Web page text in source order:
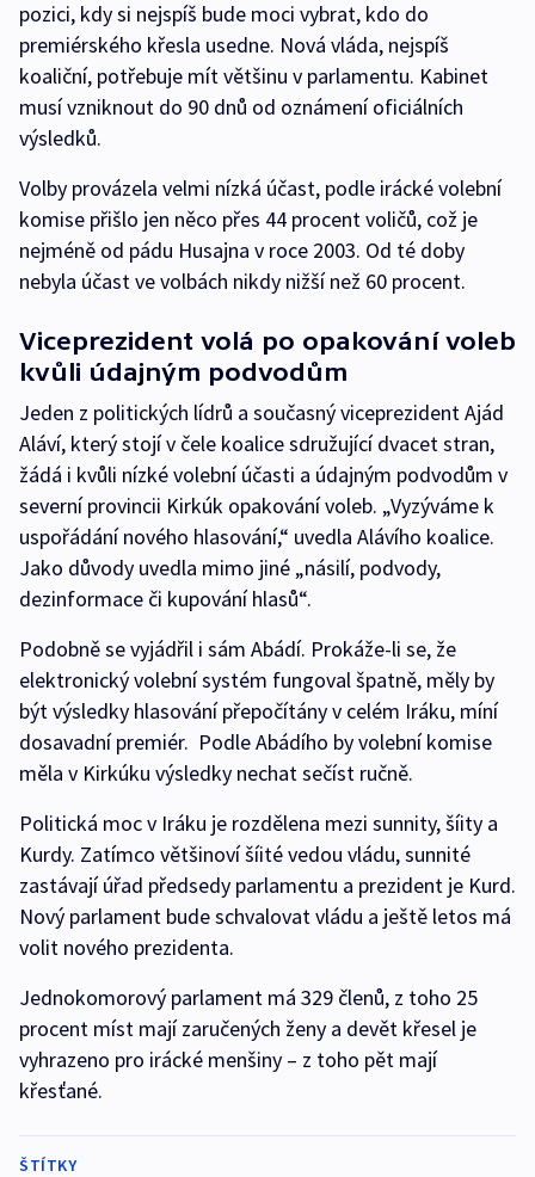
pozici, kdy si nejspíš bude moci vybrat, kdo do
premiérského křesla usedne. Nová vláda, nejspíš
koaliční, potřebuje mít většinu v parlamentu. Kabinet
musí vzniknout do 90 dnů od oznámení oficiálních
výsledků.
Volby provázela velmi nízká účast, podle irácké volební
komise přišlo jen něco přes 44 procent voličů, což je
nejméně od pádu Husajna v roce 2003. Od té doby
nebyla účast ve volbách nikdy nižší než 60 procent.
Viceprezident volá po opakování voleb
kvůli údajným podvodům
Jeden z politických lídrů a současný viceprezident Ajád
Aláví, který stojí v čele koalice sdružující dvacet stran,
žádá i kvůli nízké volební účasti a údajným podvodům v
severní provincii Kirkúk opakování voleb. „Vyzýváme k
uspořádání nového hlasování,“ uvedla Alávího koalice.
Jako důvody uvedla mimo jiné „násilí, podvody,
dezinformace či kupování hlasů“.
Podobně se vyjádřil i sám Abádí. Prokáže-li se, že
elektronický volební systém fungoval špatně, měly by
být výsledky hlasování přepočítány v celém Iráku, míní
dosavadní premiér. Podle Abádího by volební komise
měla v Kirkúku výsledky nechat sečíst ručně.
Politická moc v Iráku je rozdělena mezi sunnity, šíity a
Kurdy. Zatímco většinoví šíité vedou vládu, sunnité
zastávají úřad předsedy parlamentu a prezident je Kurd.
Nový parlament bude schvalovat vládu a ještě letos má
volit nového prezidenta.
Jednokomorový parlament má 329 členů, z toho 25
procent míst mají zaručených ženy a devět křesel je
vyhrazeno pro irácké menšiny – z toho pět mají
křesťané.
ŠTÍTKY